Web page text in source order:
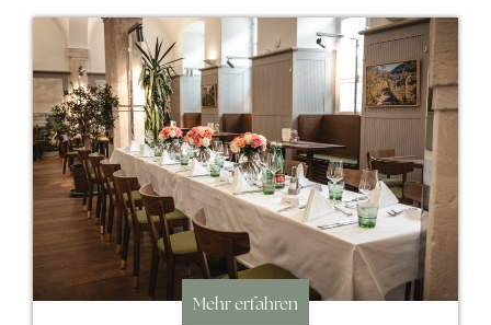
Mehr erfahren